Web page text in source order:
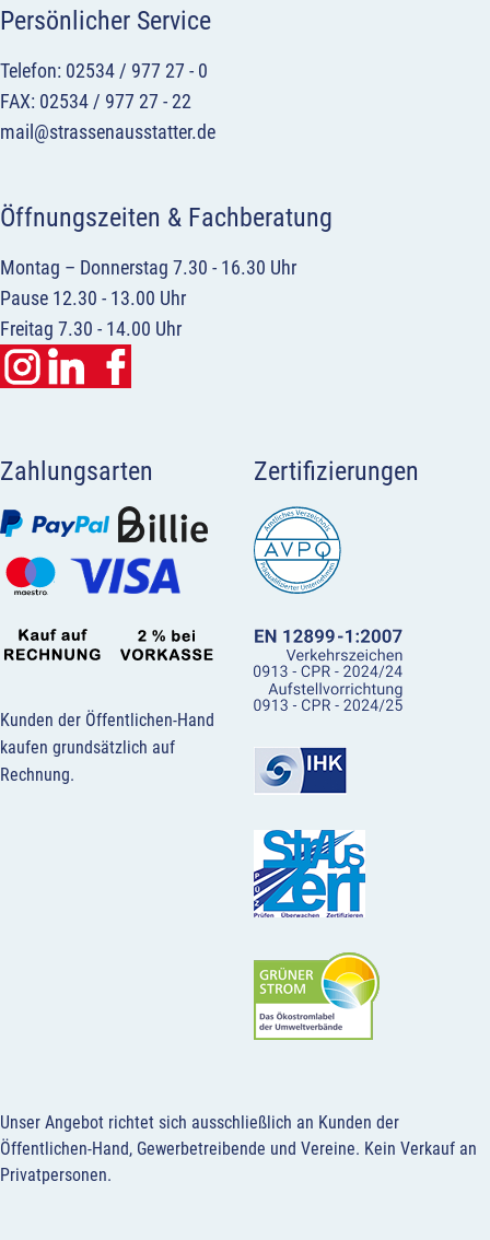
Persönlicher Service
Telefon: 02534 / 977 27 - 0
FAX: 02534 / 977 27 - 22
mail@strassenausstatter.de
Öffnungszeiten & Fachberatung
Montag – Donnerstag 7.30 - 16.30 Uhr
Pause 12.30 - 13.00 Uhr
Freitag 7.30 - 14.00 Uhr
Zahlungsarten
Kunden der Öffentlichen-Hand
kaufen grundsätzlich auf
Rechnung.
Zertifizierungen
Unser Angebot richtet sich ausschließlich an Kunden der
Öffentlichen-Hand, Gewerbetreibende und Vereine. Kein Verkauf an
Privatpersonen.